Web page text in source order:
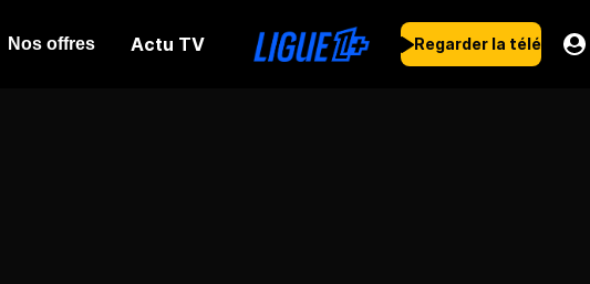
Nos offres Actu TV Regarder la télé